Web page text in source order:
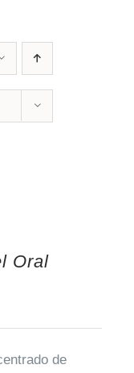
Oral
de